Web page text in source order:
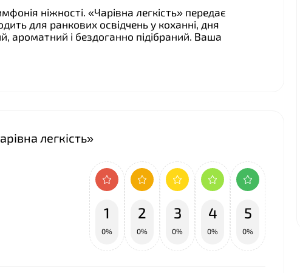
ніжності. «Чарівна легкість» передає
для ранкових освідчень у коханні, дня
ароматний і бездоганно підібраний. Ваша
легкість»
1
0%
2
0%
3
0%
4
0%
5
0%